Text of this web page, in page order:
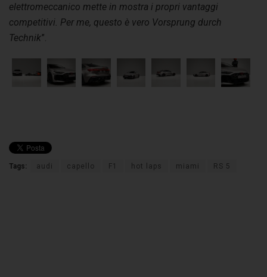
elettromeccanico mette in mostra i propri vantaggi
competitivi. Per me, questo è vero Vorsprung durch
Technik”.
Tags: audi capello F1 hot laps miami RS 5